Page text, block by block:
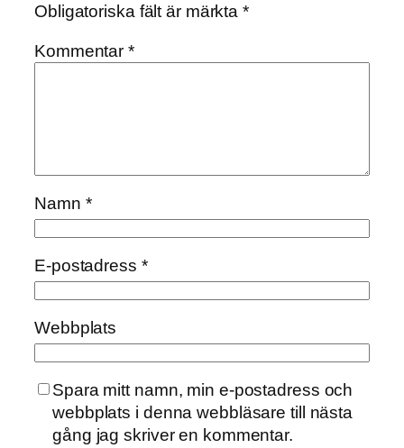
Obligatoriska fält är märkta*
Kommentar*
Namn *
E-postadress *
Webbplats
Spara mitt namn, min e-postadress och
webbplats i denna webbläsare till nästa
gång jag skriver en kommentar.